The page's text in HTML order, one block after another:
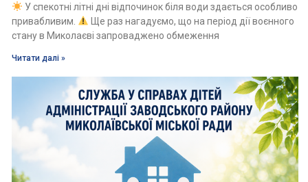
У спекотні літні дні відпочинок біля води здається особливо
привабливим.
Ще раз нагадуємо, що на період дії воєнного
стану в Миколаєві запроваджено обмеження
Читати далі »